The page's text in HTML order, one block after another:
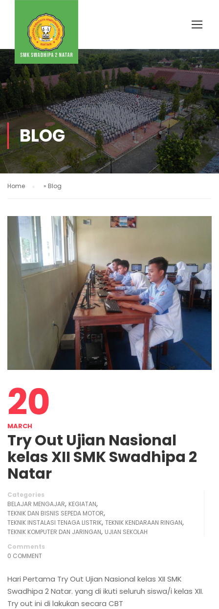
BLOG
Home » Blog
20
MARCH
Try Out Ujian Nasional
kelas XII SMK Swadhipa 2
Natar
Categories
BELAJAR MENGAJAR, KEGIATAN,
TEKNIK DAN BISNIS SEPEDA MOTOR,
TEKNIK INSTALASI TENAGA LISTRIK, TEKNIK KENDARAAN RINGAN,
TEKNIK KOMPUTER DAN JARINGAN, UJIAN SEKOLAH
Comments
0 COMMENT
Hari Pertama Try Out Ujian Nasional kelas XII SMK
Swadhipa 2 Natar. yang di ikuti seluruh siswa/i kelas XII.
Try out ini di lakukan secara CBT